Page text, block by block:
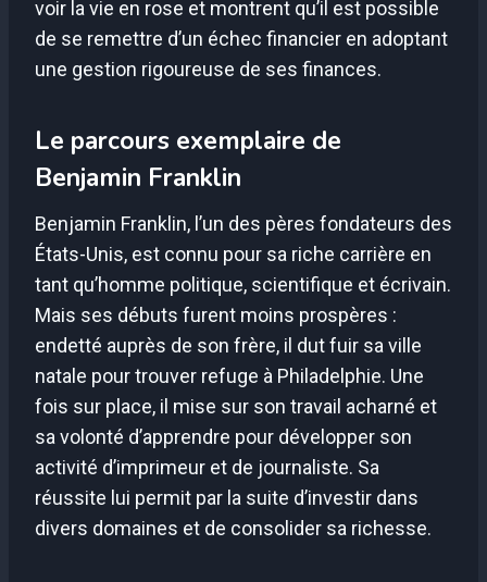
voir la vie en rose et montrent qu’il est possible
de se remettre d’un échec financier en adoptant
une gestion rigoureuse de ses finances.
Le parcours exemplaire de
Benjamin Franklin
Benjamin Franklin, l’un des pères fondateurs des
États-Unis, est connu pour sa riche carrière en
tant qu’homme politique, scientifique et écrivain.
Mais ses débuts furent moins prospères :
endetté auprès de son frère, il dut fuir sa ville
natale pour trouver refuge à Philadelphie. Une
fois sur place, il mise sur son travail acharné et
sa volonté d’apprendre pour développer son
activité d’imprimeur et de journaliste. Sa
réussite lui permit par la suite d’investir dans
divers domaines et de consolider sa richesse.